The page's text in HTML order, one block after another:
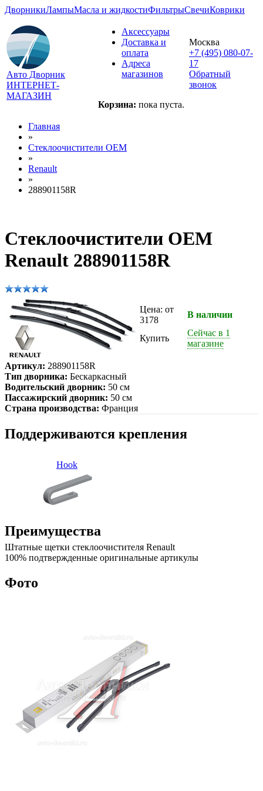
ДворникиЛампыМасла и жидкостиФильтрыСвечиКоврики
Авто Дворник
ИНТЕРНЕТ-
МАГАЗИН
Аксессуары
Доставка и
оплата
Адреса
магазинов
Корзина: пока пуста.
Москва
+7 (495) 080-07-
17
Обратный
звонок
Главная
»
Стеклоочистители OEM
»
Renault
»
288901158R
Стеклоочистители OEM
Renault 288901158R
Цена: от
3178
В наличии
Купить
Сейчас в 1
магазине
Артикул: 288901158R
Тип дворника: Бескаркасный
Водительский дворник: 50 см
Пассажирский дворник: 50 см
Страна производства: Франция
Поддерживаются крепления
Hook
Преимущества
Штатные щетки стеклоочистителя Renault
100% подтвержденные оригинальные артикулы
Фото